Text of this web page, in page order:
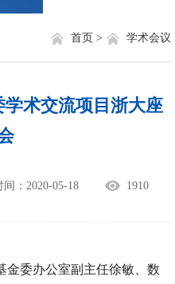
学术会议
首页 >
术交流项目浙大座
间：2020-05-18 1910
金委办公室副主任徐敏、数